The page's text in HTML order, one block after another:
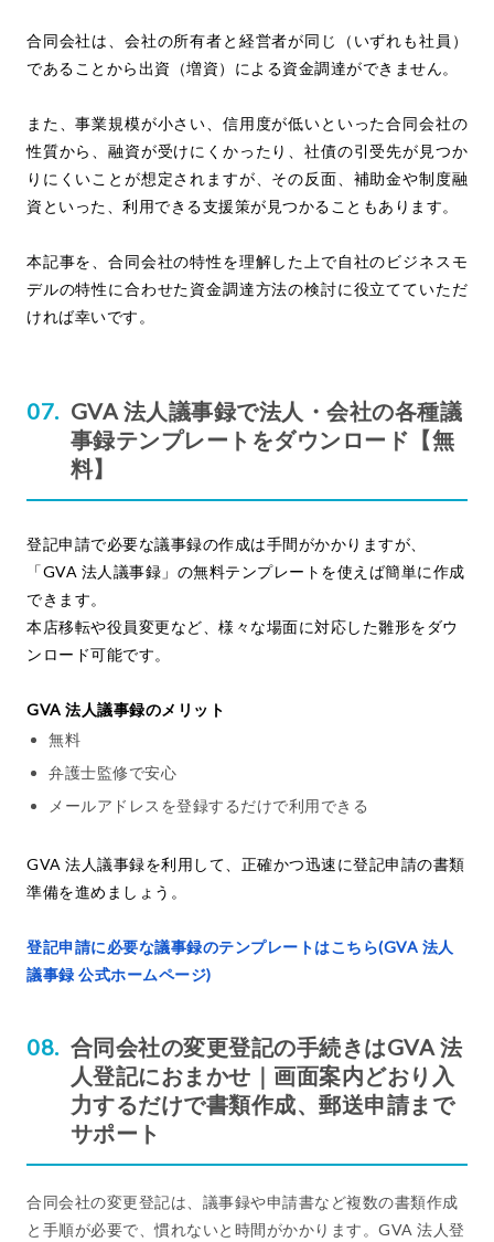
合同会社は、会社の所有者と経営者が同じ（いずれも社員）
であることから出資（増資）による資金調達ができません。
また、事業規模が小さい、信用度が低いといった合同会社の
性質から、融資が受けにくかったり、社債の引受先が見つか
りにくいことが想定されますが、その反面、補助金や制度融
資といった、利用できる支援策が見つかることもあります。
本記事を、合同会社の特性を理解した上で自社のビジネスモ
デルの特性に合わせた資金調達方法の検討に役立てていただ
ければ幸いです。
GVA 法人議事録で法人・会社の各種議
事録テンプレートをダウンロード【無
料】
登記申請で必要な議事録の作成は手間がかかりますが、
「GVA 法人議事録」の無料テンプレートを使えば簡単に作成
できます。
本店移転や役員変更など、様々な場面に対応した雛形をダウ
ンロード可能です。
GVA 法人議事録のメリット
無料
弁護士監修で安心
メールアドレスを登録するだけで利用できる
GVA 法人議事録を利用して、正確かつ迅速に登記申請の書類
準備を進めましょう。
登記申請に必要な議事録のテンプレートはこちら(GVA 法人
議事録 公式ホームページ)
合同会社の変更登記の手続きはGVA 法
人登記におまかせ｜画面案内どおり入
力するだけで書類作成、郵送申請まで
サポート
合同会社の変更登記は、議事録や申請書など複数の書類作成
と手順が必要で、慣れないと時間がかかります。GVA 法人登